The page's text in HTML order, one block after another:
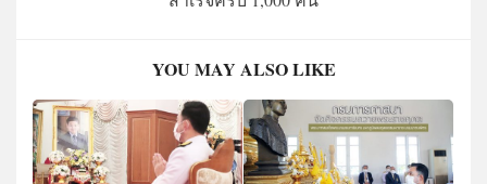
YOU MAY ALSO LIKE